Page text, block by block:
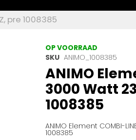
pre 1008385
OP VOORRAAD
SKU ANIMO_1008385
ANIMO
3000 Watt
1008385
ANIMO Element COMBI-
1008385